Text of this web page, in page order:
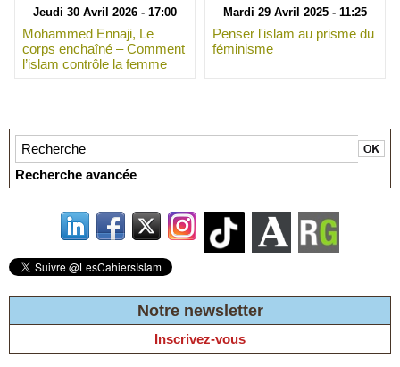
Jeudi 30 Avril 2026 - 17:00
Mohammed Ennaji, Le
corps enchaîné – Comment
l’islam contrôle la femme
Mardi 29 Avril 2025 - 11:25
Penser l'islam au prisme du
féminisme
Recherche avancée
Notre newsletter
Inscrivez-vous